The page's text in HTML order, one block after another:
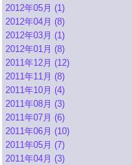
2012年05月 (1)
2012年04月 (8)
2012年03月 (1)
2012年01月 (8)
2011年12月 (12)
2011年11月 (8)
2011年10月 (4)
2011年08月 (3)
2011年07月 (6)
2011年06月 (10)
2011年05月 (7)
2011年04月 (3)